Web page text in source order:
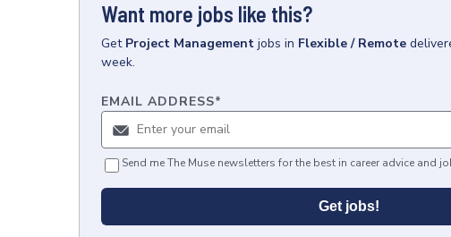
Want more jobs like this?
Get Project Management jobs in Flexible / Remote
week.
EMAIL ADDRESS*
Send me The Muse newsletters for the best in career advice and
Get jobs!